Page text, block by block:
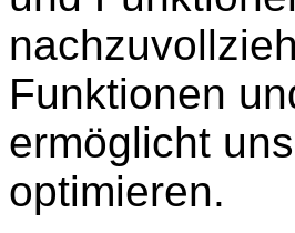
Funktionen
ermöglicht
optimieren.